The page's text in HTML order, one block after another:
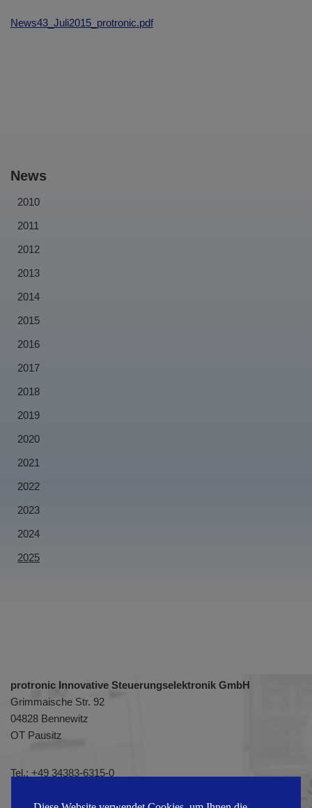
News43_Juli2015_protronic.pdf
News
2010
2011
2012
2013
2014
2015
2016
2017
2018
2019
2020
2021
2022
2023
2024
2025
protronic Innovative Steuerungselektronik GmbH
Grimmaische Str. 92
04828 Bennewitz
OT Pausitz
Tel.: +49 34383-6315-0